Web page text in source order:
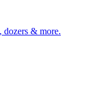
dozers & more.